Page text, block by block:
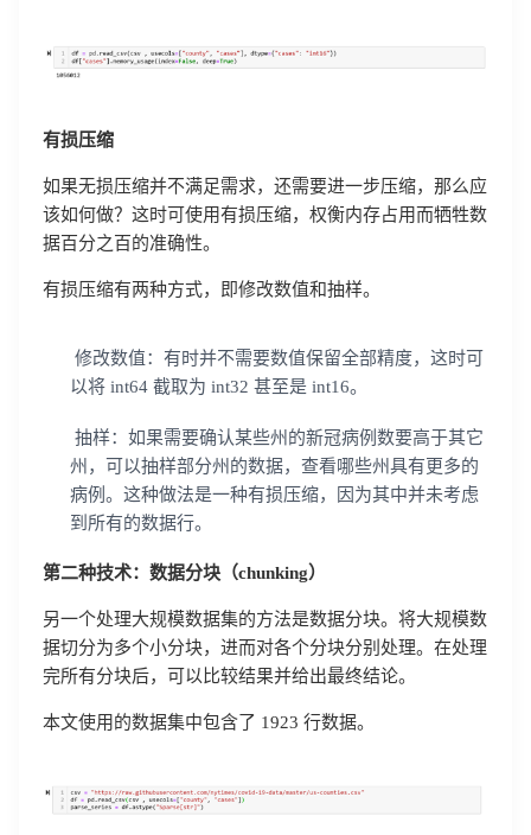
有损压缩
如果无损压缩并不满足需求，还需要进一步压缩，那么应
该如何做？这时可使用有损压缩，权衡内存占用而牺牲数
据百分之百的准确性。
有损压缩有两种方式，即修改数值和抽样。
修改数值：有时并不需要数值保留全部精度，这时可
以将 int64 截取为 int32 甚至是 int16。
抽样：如果需要确认某些州的新冠病例数要高于其它
州，可以抽样部分州的数据，查看哪些州具有更多的
病例。这种做法是一种有损压缩，因为其中并未考虑
到所有的数据行。
第二种技术：数据分块（chunking）
另一个处理大规模数据集的方法是数据分块。将大规模数
据切分为多个小分块，进而对各个分块分别处理。在处理
完所有分块后，可以比较结果并给出最终结论。
本文使用的数据集中包含了 1923 行数据。
登录即时通讯云
登录客服云